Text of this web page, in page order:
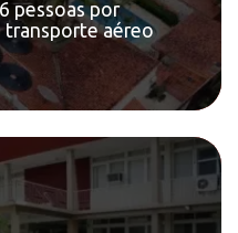
pessoas por
transporte aéreo